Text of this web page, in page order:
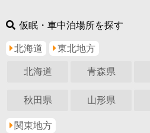
仮眠・車中泊場所を探す
北海道 東北地方
北海道 青森県
秋田県 山形県
関東地方